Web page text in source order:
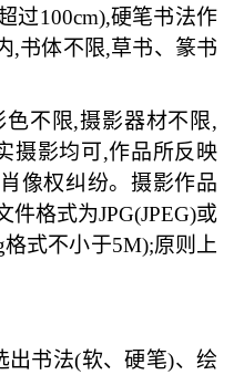
过100cm),硬笔书法作
,书体不限,草书、篆书
不限,摄影器材不限,
摄影均可,作品所反映
像权纠纷。摄影作品
格式为JPG(JPEG)或
式不小于5M);原则上
出书法(软、硬笔)、绘